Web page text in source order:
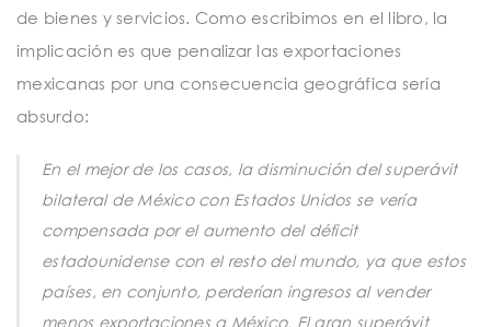
de bienes y servicios. Como escribimos en el libro, la
implicación es que penalizar las exportaciones
mexicanas por una consecuencia geográfica sería
absurdo:
En el mejor de los casos, la disminución del superávit
bilateral de México con Estados Unidos se vería
compensada por el aumento del déficit
estadounidense con el resto del mundo, ya que estos
países, en conjunto, perderían ingresos al vender
menos exportaciones a México. El gran superávit